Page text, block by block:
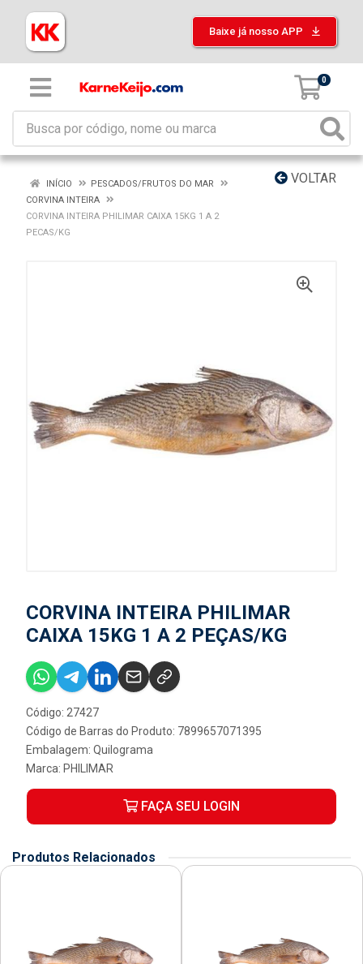
Baixe já nosso APP
0
VOLTAR
INÍCIO
PESCADOS/FRUTOS DO MAR
CORVINA INTEIRA
CORVINA INTEIRA PHILIMAR CAIXA 15KG 1 A 2
PECAS/KG
CORVINA INTEIRA PHILIMAR
CAIXA 15KG 1 A 2 PEÇAS/KG
Código: 27427
Código de Barras do Produto: 7899657071395
Embalagem: Quilograma
Marca: PHILIMAR
FAÇA SEU LOGIN
Produtos Relacionados